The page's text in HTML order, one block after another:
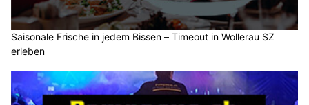
Saisonale Frische in jedem Bissen – Timeout in Wollerau SZ
erleben